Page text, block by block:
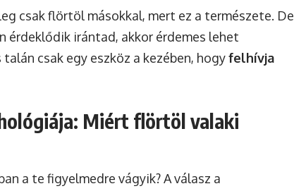
csak flörtöl másokkal, mert ez a természete. De
érdeklődik irántad, akkor érdemes lehet
csak egy eszköz a kezében, hogyfelhívja
Miért flörtöl valaki
a te figyelmedre vágyik? A válasz a